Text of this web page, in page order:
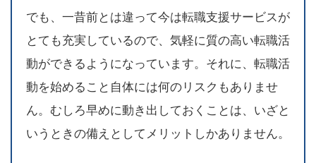
でも、一昔前とは違って今は転職支援サービスが
とても充実しているので、気軽に質の高い転職活
動ができるようになっています。それに、転職活
動を始めること自体には何のリスクもありませ
ん。むしろ早めに動き出しておくことは、いざと
いうときの備えとしてメリットしかありません。